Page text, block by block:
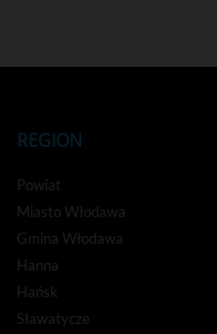
REGION
Powiat
Miasto Włodawa
Gmina Włodawa
Hanna
Hańsk
Sławatycze